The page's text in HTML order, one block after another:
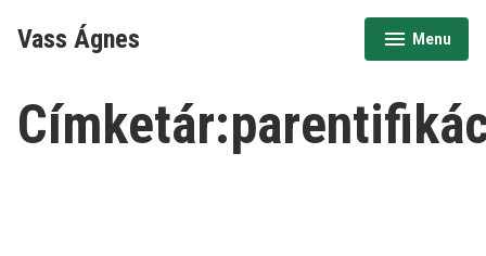
Vass Ágnes Menu
expanded
collapsed
Címketár: